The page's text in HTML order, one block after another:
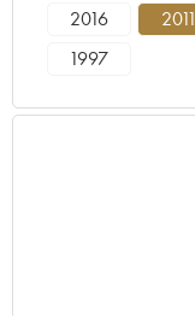
2016 2011
1997